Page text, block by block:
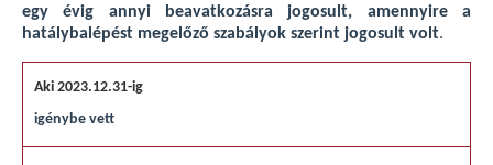
egy évig annyi beavatkozásra jogosult, amennyire a
hatálybalépést megelőző szabályok szerint jogosult volt.
igénybe vett